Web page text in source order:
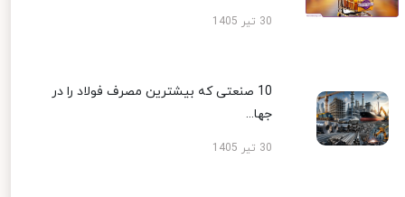
30 تیر 1405
10 صنعتی که بیشترین مصرف فولاد را در
جها...
30 تیر 1405